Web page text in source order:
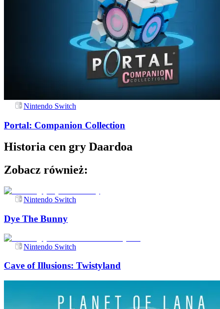
Nintendo Switch
Portal: Companion Collection
Historia cen gry Daardoa
Zobacz również:
Nintendo Switch
Dye The Bunny
Nintendo Switch
Cave of Illusions: Twistyland